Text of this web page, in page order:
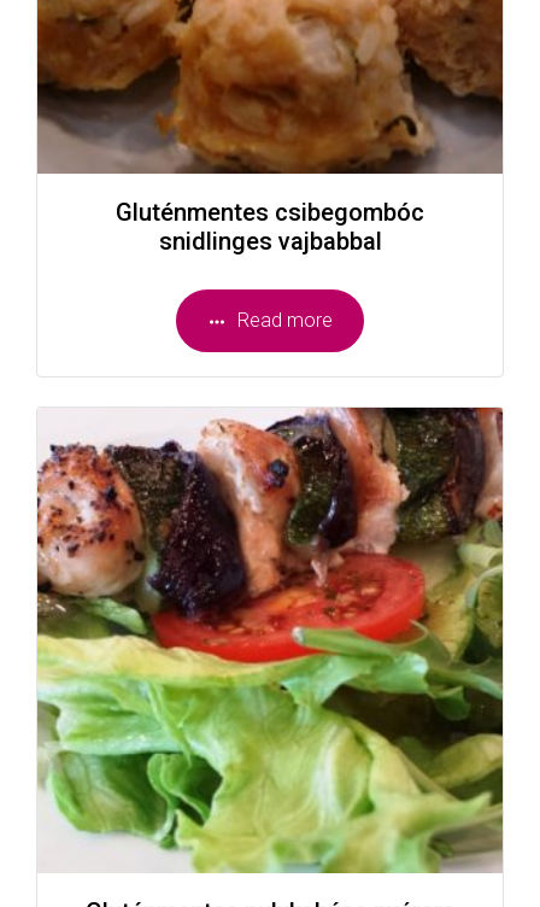
Gluténmentes csibegombóc
snidlinges vajbabbal
Read more